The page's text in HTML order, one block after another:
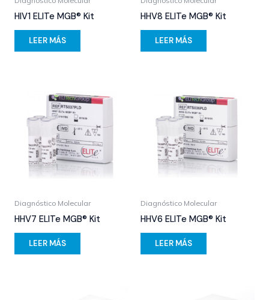
HIV1 ELITe MGB® Kit
LEER MÁS
HHV8 ELITe MGB® Kit
LEER MÁS
Diagnóstico Molecular
HHV7 ELITe MGB® Kit
LEER MÁS
Diagnóstico Molecular
HHV6 ELITe MGB® Kit
LEER MÁS